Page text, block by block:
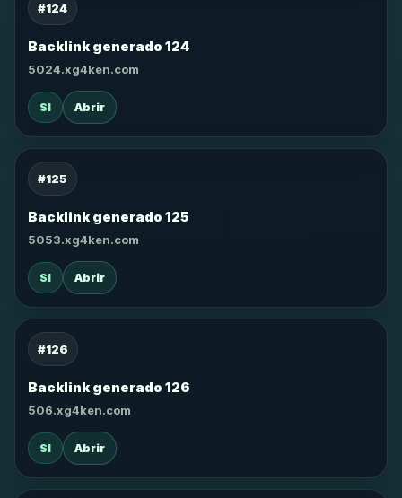
#124
Backlink generado 124
5024.xg4ken.com
SI Abrir
#125
Backlink generado 125
5053.xg4ken.com
SI Abrir
#126
Backlink generado 126
506.xg4ken.com
SI Abrir